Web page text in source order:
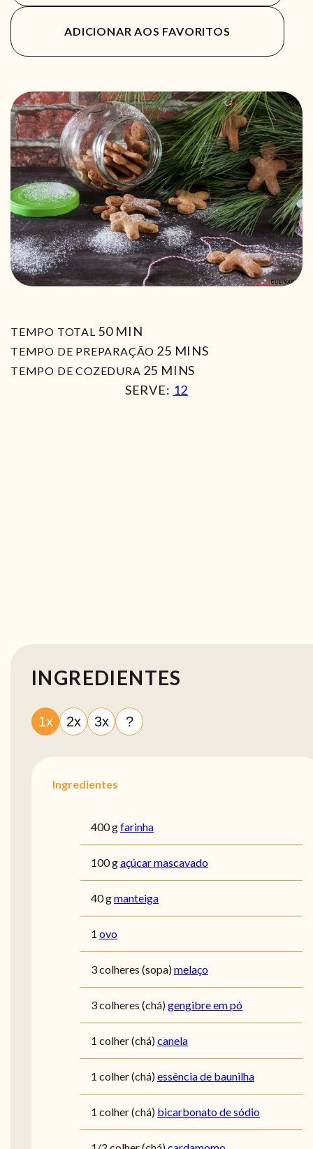
ADICIONAR AOS FAVORITOS
TEMPO TOTAL 50MIN
MIN
TEMPO DE PREPARAÇÃO 25MIN
MINS
TEMPO DE COZEDURA 25 MIN
MINS
SERVE: 12
INGREDIENTES
1x 2x 3x ?
Ingredientes
400 gfarinha
100 gaçúcar mascavado
40 gmanteiga
1 ovo
3 colheres (sopa)melaço
3 colheres (chá)gengibre em pó
1 colher (chá)canela
1 colher (chá)essência de baunilha
1 colher (chá) bicarbonato de sódio